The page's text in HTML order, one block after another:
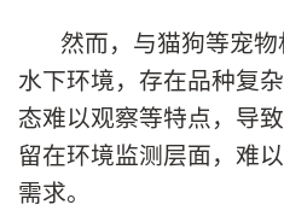
然而，与猫狗等宠
水下环境，存在品种复
态难以观察等特点，导
留在环境监测层面，难
需求。